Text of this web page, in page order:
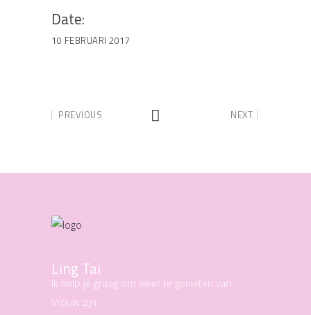
Date:
10 FEBRUARI 2017
PREVIOUS NEXT
Ling Tai
Ik help je graag om weer te genieten van
Vrouw zijn.